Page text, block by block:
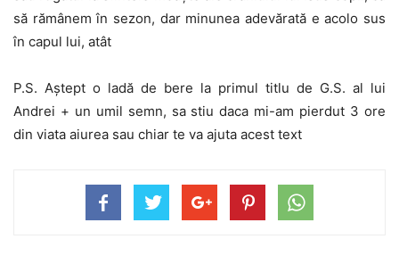
să rămânem în sezon, dar minunea adevărată e acolo sus
în capul lui, atât
P.S. Aștept o ladă de bere la primul titlu de G.S. al lui
Andrei + un umil semn, sa stiu daca mi-am pierdut 3 ore
din viata aiurea sau chiar te va ajuta acest text